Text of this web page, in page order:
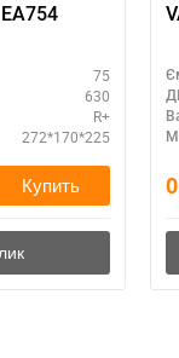
75
630
R+
272*170*225
Купить 0